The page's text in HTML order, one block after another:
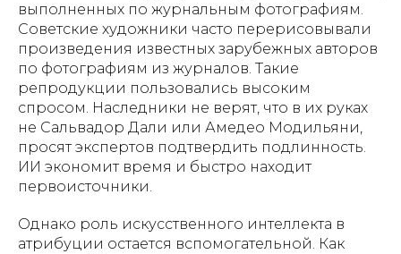
выполненных по журнальным фотографиям.
Советские художники часто перерисовывали
произведения известных зарубежных авторов
по фотографиям из журналов. Такие
репродукции пользовались высоким
спросом. Наследники не верят, что в их руках
не Сальвадор Дали или Амедео Модильяни,
просят экспертов подтвердить подлинность.
ИИ экономит время и быстро находит
первоисточники.
Однако роль искусственного интеллекта в
атрибуции остается вспомогательной. Как